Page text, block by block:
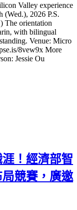
Valley experience
2026 P.S.
The orientation
with bilingual
Venue: Micro
8vew9x More
Jessie Ou
！經濟部智
競賽，廣邀